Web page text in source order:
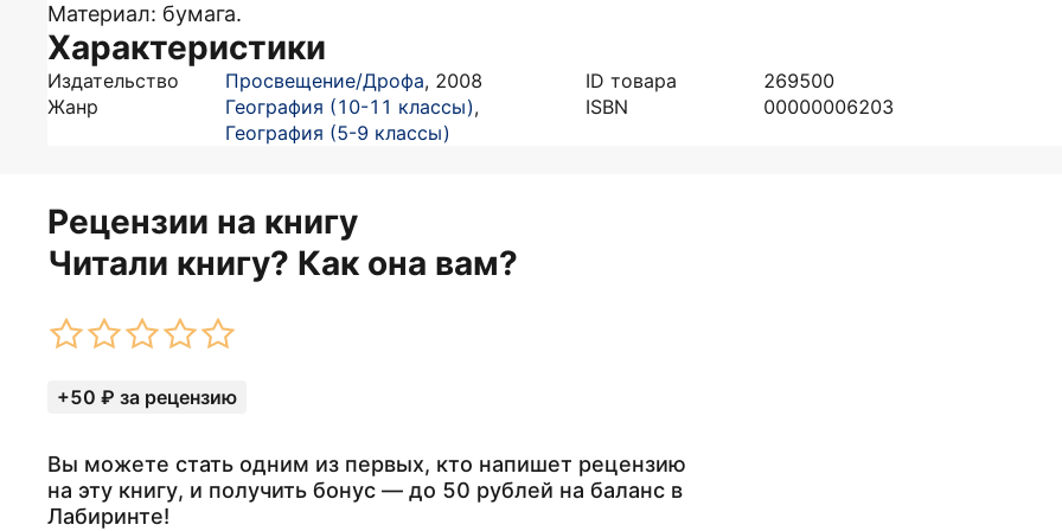
Материал: бумага.
Характеристики
Издательство Просвещение/Дрофа, 2008
Жанр
География (10-11 классы),
География (5-9 классы)
ID товара
269500
ISBN
00000006203
Рецензии на книгу
Читали книгу? Как она вам?
+50 ₽ за рецензию
Вы можете стать одним из первых, кто напишет рецензию
на эту книгу, и получить бонус — до 50 рублей на баланс в
Лабиринте!